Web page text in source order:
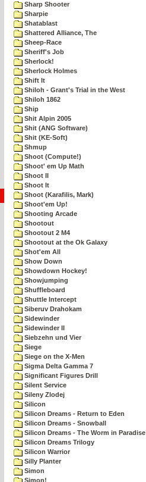
Sharp Shooter
Sharpie
Shatablast
Shattered Alliance, The
Sheep-Race
Sheriff's Job
Sherlock!
Sherlock Holmes
Shift It
Shiloh - Grant's Trial in the West
Shiloh 1862
Ship
Shit Alpin 2005
Shit (ANG Software)
Shit (KE-Soft)
Shmup
Shoot (Compute!)
Shoot' em Up Math
Shoot II
Shoot It
Shoot (Karafilis, Mark)
Shoot'em Up!
Shooting Arcade
Shootout
Shootout 2 M4
Shootout at the Ok Galaxy
Shot'em All
Show Down
Showdown Hockey!
Showjumping
Shuffleboard
Shuttle Intercept
Siberuv Drahokam
Sidewinder
Sidewinder II
Siebzehn und Vier
Siege
Siege on the X-Men
Sigma Delta Gamma 7
Significant Figures Drill
Silent Service
Sileny Zlodej
Silicon
Silicon Dreams - Return to Eden
Silicon Dreams - Snowball
Silicon Dreams - The Worm in Paradise
Silicon Dreams Trilogy
Silicon Warrior
Silly Planter
Simon
Simon!